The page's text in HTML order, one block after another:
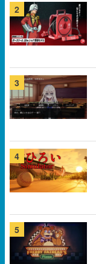
3
4
5
すべて見る